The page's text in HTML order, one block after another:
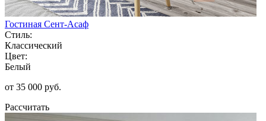
Гостиная Сент-Асаф
Стиль:
Классический
Цвет:
Белый
от 35 000 руб.
Рассчитать